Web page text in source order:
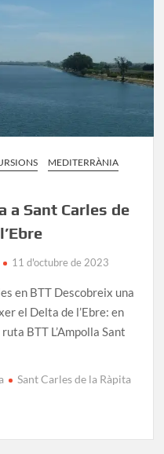
MEDITERRÀNIA
a Sant Carles de
11 d'octubre de 2023
en BTT Descobreix una
el Delta de l’Ebre: en
BTT L’Ampolla Sant
Sant Carles de la Ràpita